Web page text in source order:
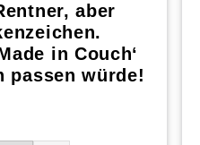
aber
in Couch‘
passen würde!